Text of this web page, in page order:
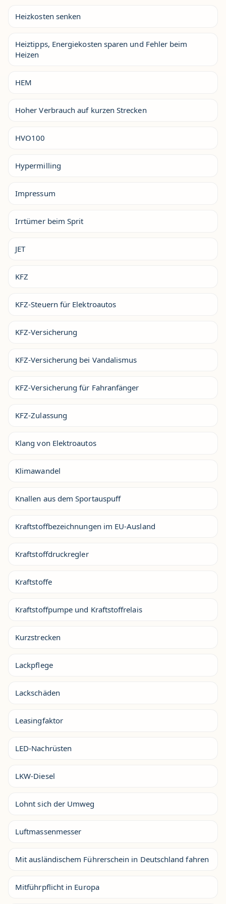
Heizkosten senken
Heiztipps, Energiekosten sparen und Fehler beim
Heizen
HEM
Hoher Verbrauch auf kurzen Strecken
HVO100
Hypermilling
Impressum
Irrtümer beim Sprit
JET
KFZ
KFZ-Steuern für Elektroautos
KFZ-Versicherung
KFZ-Versicherung bei Vandalismus
KFZ-Versicherung für Fahranfänger
KFZ-Zulassung
Klang von Elektroautos
Klimawandel
Knallen aus dem Sportauspuff
Kraftstoffbezeichnungen im EU-Ausland
Kraftstoffdruckregler
Kraftstoffe
Kraftstoffpumpe und Kraftstoffrelais
Kurzstrecken
Lackpflege
Lackschäden
Leasingfaktor
LED-Nachrüsten
LKW-Diesel
Lohnt sich der Umweg
Luftmassenmesser
Mit ausländischem Führerschein in Deutschland fahren
Mitführpflicht in Europa